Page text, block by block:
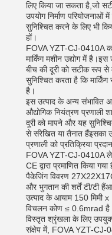
लिए किया जा सकता है,जो
उपयोग निर्माण
सुनिश्चित करने के लिए भी
हों।
FOVA YZT-CJ-0410A
मार्किंग मशीन उद्योग में
बीच की दूरी को सटीक रूप से
सुनिश्चित करता है कि
है।
इस उत्पाद के अन्य संभावित
औद्योगिक नियंत्रण प्रणाली
दूरी को मापने और यह
से संरेखित या तैनात हैंइसका
प्रणाली को प्रतिक्रिया
FOVA YZT-CJ-0410A
CE द्वारा प्रमाणित किया
पैकेजिंग विवरण
और भुगतान की शर्तें टी/टी
उत्पाद के आयाम 150 मिमी
विचलन कोण ≤ 0.6mrad
विस्तृत श्रृंखला के लिए
संक्षेप में, FOVA YZT-CJ-